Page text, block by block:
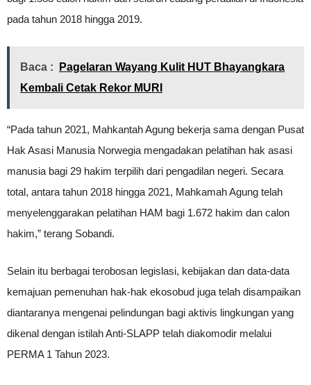
pada tahun 2018 hingga 2019.
Baca :
Pagelaran Wayang Kulit HUT Bhayangkara
Kembali Cetak Rekor MURI
“Pada tahun 2021, Mahkantah Agung bekerja sama dengan Pusat
Hak Asasi Manusia Norwegia mengadakan pelatihan hak asasi
manusia bagi 29 hakim terpilih dari pengadilan negeri. Secara
total, antara tahun 2018 hingga 2021, Mahkamah Agung telah
menyelenggarakan pelatihan HAM bagi 1.672 hakim dan calon
hakim,” terang Sobandi.
Selain itu berbagai terobosan legislasi, kebijakan dan data-data
kemajuan pemenuhan hak-hak ekosobud juga telah disampaikan
diantaranya mengenai pelindungan bagi aktivis lingkungan yang
dikenal dengan istilah Anti-SLAPP telah diakomodir melalui
PERMA 1 Tahun 2023.